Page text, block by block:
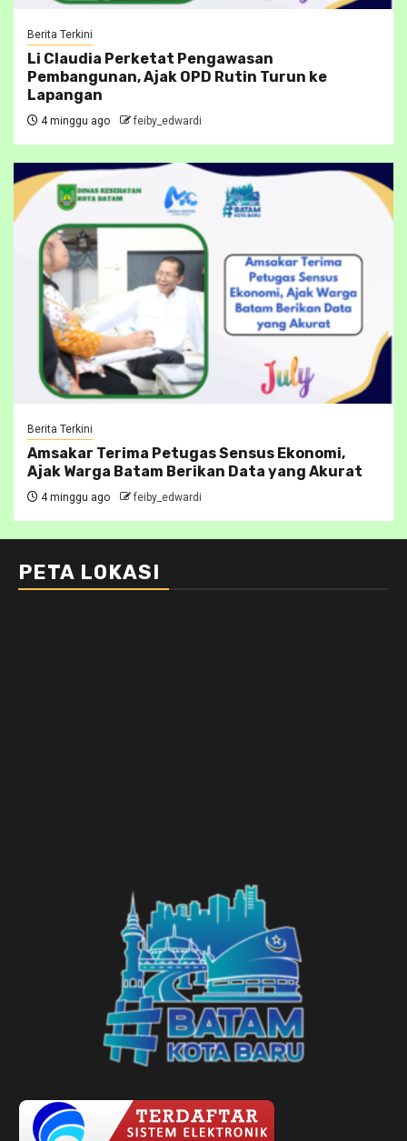
Berita Terkini
Li Claudia Perketat Pengawasan
Pembangunan, Ajak OPD Rutin Turun ke
Lapangan
4 minggu ago feiby_edwardi
Berita Terkini
Amsakar Terima Petugas Sensus Ekonomi,
Ajak Warga Batam Berikan Data yang Akurat
4 minggu ago feiby_edwardi
PETA LOKASI